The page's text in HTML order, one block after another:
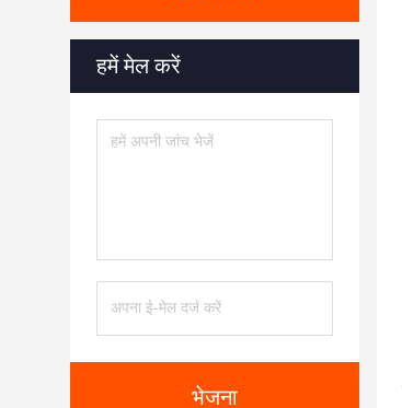
हमें मेल करें
भेजना